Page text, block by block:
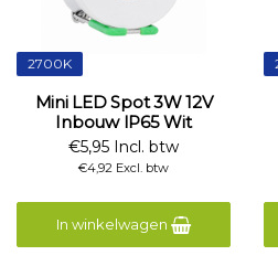
2700K
Mini LED Spot 3W 12V
Inbouw IP65 Wit
€5,95 Incl. btw
€4,92 Excl. btw
In winkelwagen